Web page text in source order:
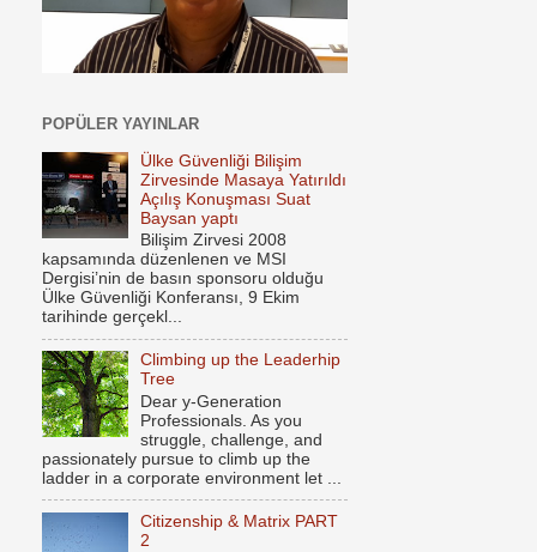
POPÜLER YAYINLAR
Ülke Güvenliği Bilişim
Zirvesinde Masaya Yatırıldı
Açılış Konuşması Suat
Baysan yaptı
Bilişim Zirvesi 2008
kapsamında düzenlenen ve MSI
Dergisi’nin de basın sponsoru olduğu
Ülke Güvenliği Konferansı, 9 Ekim
tarihinde gerçekl...
Climbing up the Leaderhip
Tree
Dear y-Generation
Professionals. As you
struggle, challenge, and
passionately pursue to climb up the
ladder in a corporate environment let ...
Citizenship & Matrix PART
2